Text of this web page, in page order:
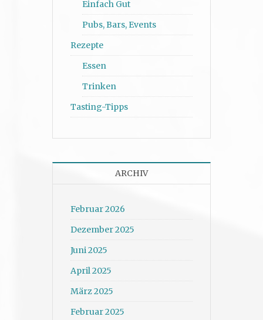
Einfach Gut
Pubs, Bars, Events
Rezepte
Essen
Trinken
Tasting-Tipps
ARCHIV
Februar 2026
Dezember 2025
Juni 2025
April 2025
März 2025
Februar 2025